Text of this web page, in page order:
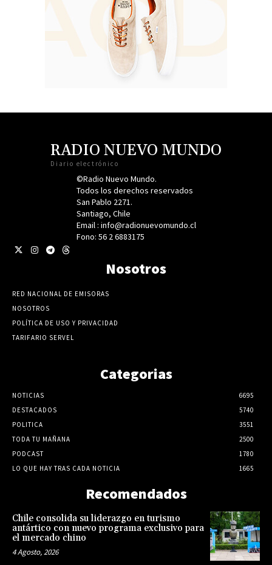
RADIO NUEVO MUNDO
Diario electrónico
©Radio Nuevo Mundo.
Todos los derechos reservados
San Pablo 2271.
Santiago, Chile
Email : info@radionuevomundo.cl
Fono: 56 2 6883175
Nosotros
RED NACIONAL DE EMISORAS
NOSOTROS
POLÍTICA DE USO Y PRIVACIDAD
TARIFARIO SERVEL
Categorias
NOTICIAS
6695
DESTACADOS
5740
POLITICA
3551
TODA TU MAÑANA
2500
PODCAST
1780
LO QUE HAY TRAS CADA NOTICIA
1665
Recomendados
Chile consolida su liderazgo en turismo
antártico con nuevo programa exclusivo para
el mercado chino
4 Agosto, 2026